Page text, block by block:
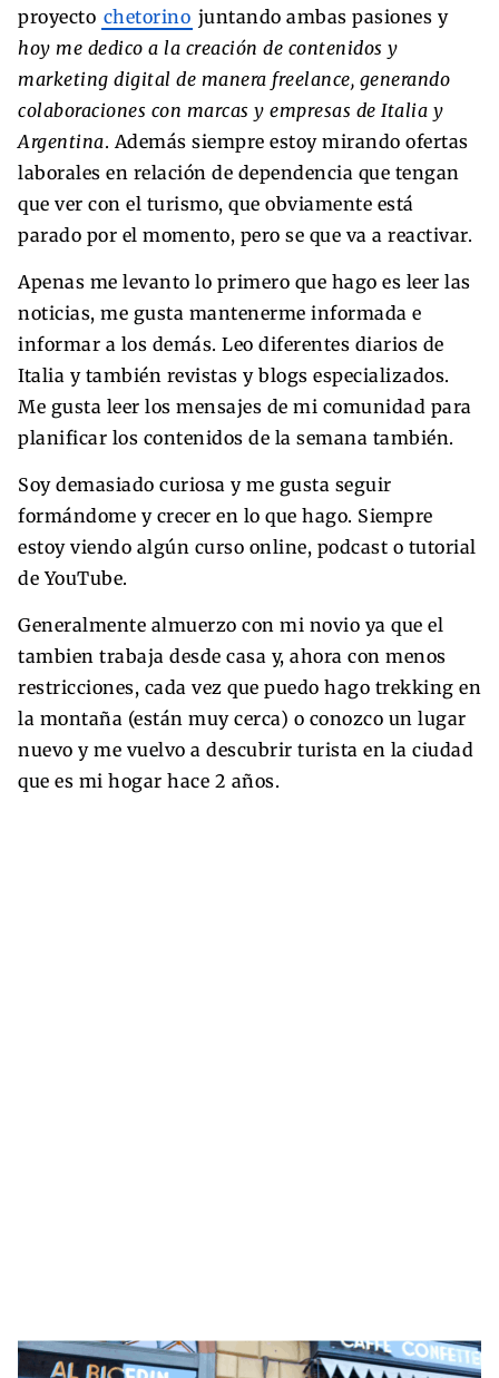
proyecto chetorino juntando ambas pasiones y
hoy me dedico a la creación de contenidos y
marketing digital de manera freelance, generando
colaboraciones con marcas y empresas de Italia y
Argentina. Además siempre estoy mirando ofertas
laborales en relación de dependencia que tengan
que ver con el turismo, que obviamente está
parado por el momento, pero se que va a reactivar.
Apenas me levanto lo primero que hago es leer las
noticias, me gusta mantenerme informada e
informar a los demás. Leo diferentes diarios de
Italia y también revistas y blogs especializados.
Me gusta leer los mensajes de mi comunidad para
planificar los contenidos de la semana también.
Soy demasiado curiosa y me gusta seguir
formándome y crecer en lo que hago. Siempre
estoy viendo algún curso online, podcast o tutorial
de YouTube.
Generalmente almuerzo con mi novio ya que el
tambien trabaja desde casa y, ahora con menos
restricciones, cada vez que puedo hago trekking en
la montaña (están muy cerca) o conozco un lugar
nuevo y me vuelvo a descubrir turista en la ciudad
que es mi hogar hace 2 años.